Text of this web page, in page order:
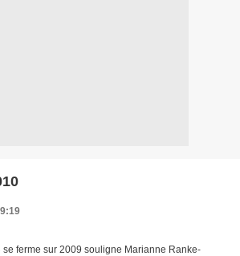
ferme sur 2009 souligne Marianne Ranke-